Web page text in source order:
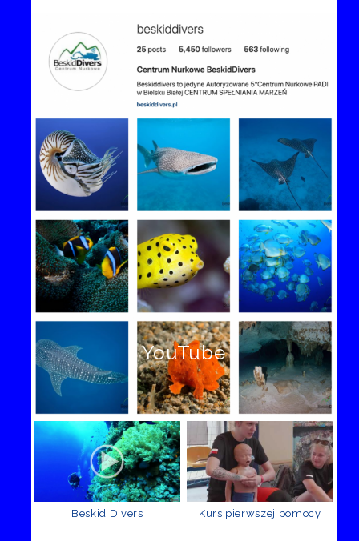
YouTube
Beskid Divers Kurs pierwszej pomocy